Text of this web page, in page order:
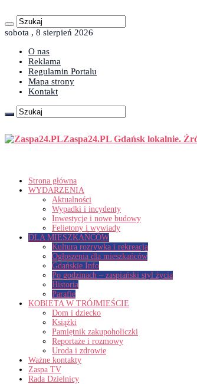
sobota , 8 sierpień 2026
O nas
Reklama
Regulamin Portalu
Mapa strony
Kontakt
Zaspa24.PL Gdańsk lokalnie.
Strona główna
WYDARZENIA
Aktualności
Wypadki i incydenty
Inwestycje i nowe budowy
Felietony i wywiady
DLA MIESZKAŃCÓW
Kultura rozrywka i rekreacja
Ogłoszenia dla mieszkańców
Gdańskie Info
Po godzinach – zaspiański styl życia
Historia
Parafie
KOBIETA W TRÓJMIEŚCIE
Dom i dziecko
Książki
Pamiętnik zakupoholiczki
Reportaże i rozmowy
Uroda i zdrowie
Ważne kontakty
Zaspa TV
Rada Dzielnicy